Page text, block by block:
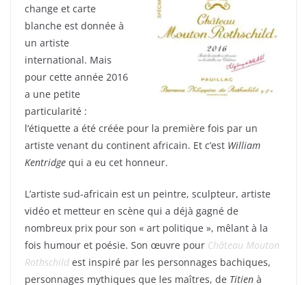
change et carte
blanche est donnée à
un artiste
international. Mais
pour cette année 2016
a une petite
particularité :
l’étiquette a été créée pour la première fois par un
artiste venant du continent africain. Et c’est William
Kentridge qui a eu cet honneur.
L’artiste sud-africain est un peintre, sculpteur, artiste
vidéo et metteur en scène qui a déjà gagné de
nombreux prix pour son « art politique », mêlant à la
fois humour et poésie. Son œuvre pour Château Mouton
Rothschild est inspiré par les personnages bachiques,
personnages mythiques que les maîtres, de Titien à